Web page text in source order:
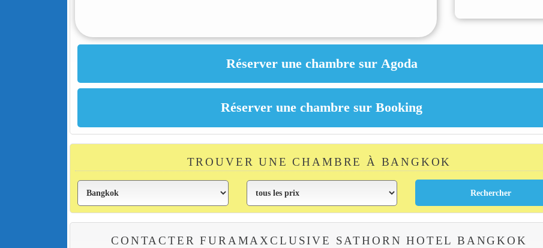
TROUVER UNE CHAMBRE À BANGKOK
CONTACTER FURAMAXCLUSIVE SATHORN HOTEL BANGKOK